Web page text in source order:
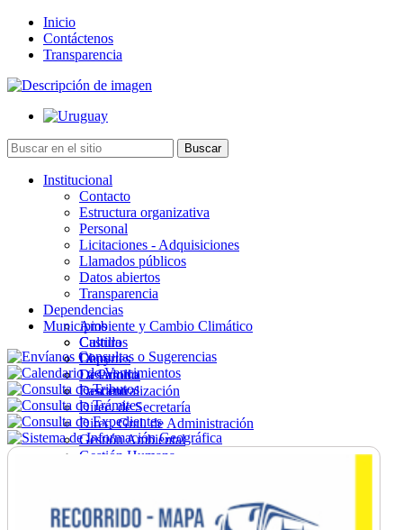
Inicio
Contáctenos
Transparencia
Institucional
Contacto
Estructura organizativa
Personal
Licitaciones - Adquisiciones
Llamados públicos
Datos abiertos
Transparencia
Dependencias
Ambiente y Cambio Climático
Cultura
Deportes
Desarrollo
Descentralización
Direc. de Secretaría
Direc. Gral. de Administración
Gestión Ambiental
Gestión Humana
Ordenamiento
Promoción Social
Municipios
Castillos
Chuy
La Paloma
Lascano